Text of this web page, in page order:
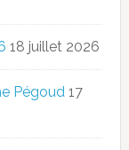
18 juillet 2026
Pégoud 17